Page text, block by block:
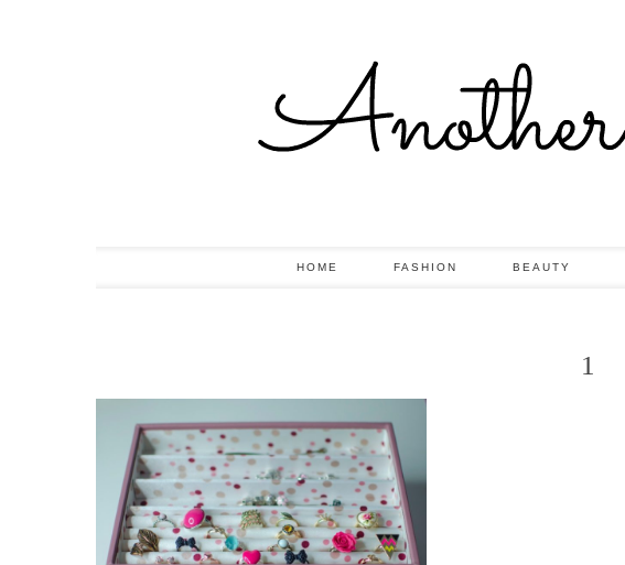
HOME FASHION BEAUTY
1